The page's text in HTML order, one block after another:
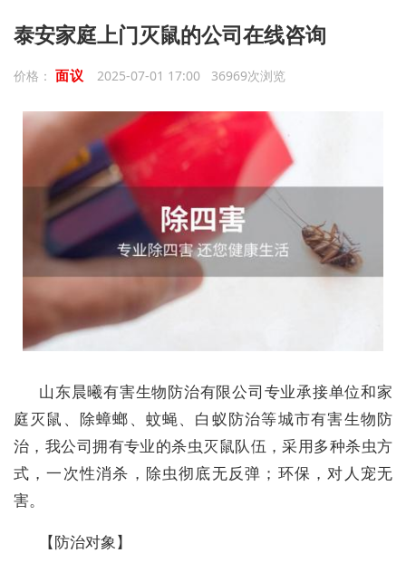
泰安家庭上门灭鼠的公司在线咨询
价格： 面议 2025-07-01 17:00 36969次浏览
山东晨曦有害生物防治有限公司专业承接单位和家
庭灭鼠、除蟑螂、蚊蝇、白蚁防治等城市有害生物防
治，我公司拥有专业的杀虫灭鼠队伍，采用多种杀虫方
式，一次性消杀，除虫彻底无反弹；环保，对人宠无
害。
【防治对象】